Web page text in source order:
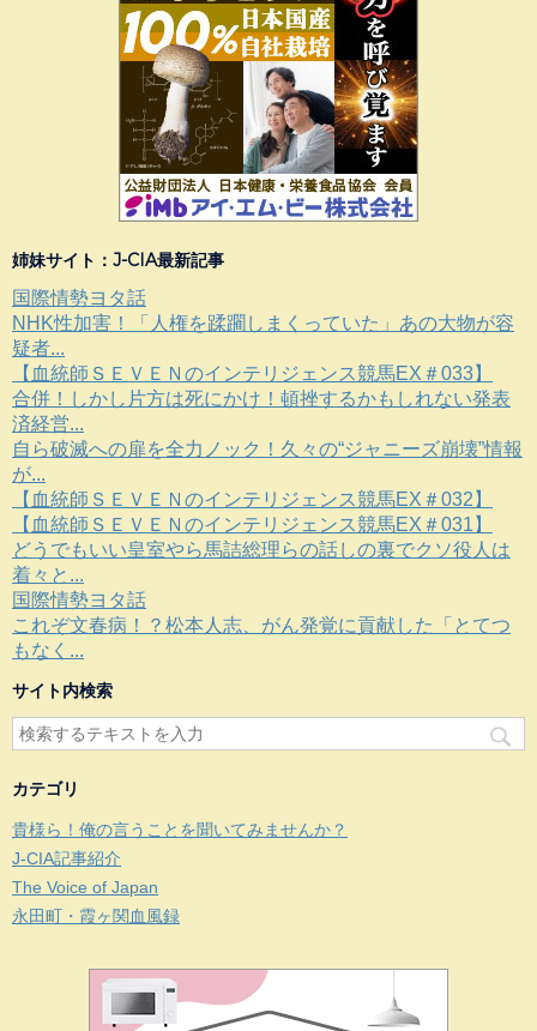
姉妹サイト：J-CIA最新記事
国際情勢ヨタ話
NHK性加害！「人権を蹂躙しまくっていた」あの大物が容
疑者...
【血統師ＳＥＶＥＮのインテリジェンス競馬EX＃033】
合併！しかし片方は死にかけ！頓挫するかもしれない発表
済経営...
自ら破滅への扉を全力ノック！久々の“ジャニーズ崩壊”情報
が...
【血統師ＳＥＶＥＮのインテリジェンス競馬EX＃032】
【血統師ＳＥＶＥＮのインテリジェンス競馬EX＃031】
どうでもいい皇室やら馬詰総理らの話しの裏でクソ役人は
着々と...
国際情勢ヨタ話
これぞ文春病！？松本人志、がん発覚に貢献した「とてつ
もなく...
サイト内検索
カテゴリ
貴様ら！俺の言うことを聞いてみませんか？
J-CIA記事紹介
The Voice of Japan
永田町・霞ヶ関血風録